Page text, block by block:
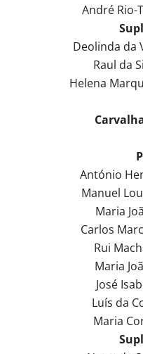
André Rio-
Deolinda da
Raul da
Helena
António
Manuel
Maria
Carlos
Rui
Maria
José
Luís da
Maria